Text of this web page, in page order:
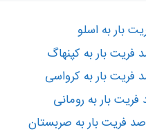
بار به اسلو
فریت بار به کپنهاگ
فریت بار به کرواسی
بار به رومانی
فریت بار به صربستان